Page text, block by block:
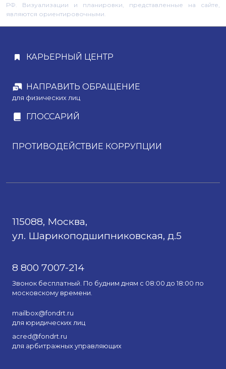
РФ. Визуализации и планировки, представленные на сайте,
являются ориентировочными.
КАРЬЕРНЫЙ ЦЕНТР
НАПРАВИТЬ ОБРАЩЕНИЕ
для физических лиц
ГЛОССАРИЙ
ПРОТИВОДЕЙСТВИЕ КОРРУПЦИИ
115088, Москва,
ул. Шарикоподшипниковская, д.5
8 800 7007-214
Звонок бесплатный. По будним дням с 08:00 до 18:00 по
московскому времени.
mailbox@fondrt.ru
для юридических лиц
acred@fondrt.ru
для арбитражных управляющих